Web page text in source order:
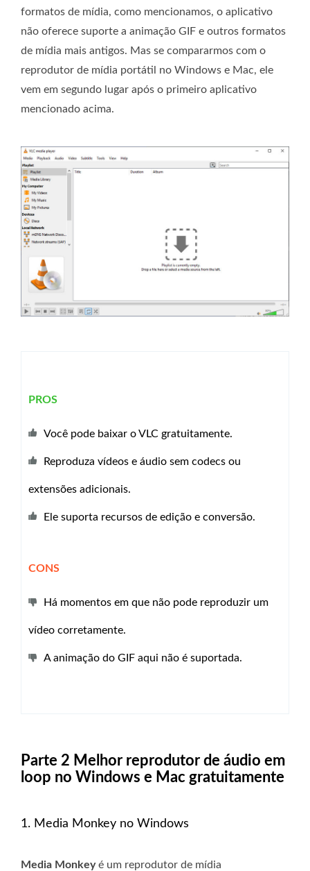
formatos de mídia, como mencionamos, o aplicativo
não oferece suporte a animação GIF e outros formatos
de mídia mais antigos. Mas se compararmos com o
reprodutor de mídia portátil no Windows e Mac, ele
vem em segundo lugar após o primeiro aplicativo
mencionado acima.
PROS
Você pode baixar o VLC gratuitamente.
Reproduza vídeos e áudio sem codecs ou
extensões adicionais.
Ele suporta recursos de edição e conversão.
CONS
Há momentos em que não pode reproduzir um
vídeo corretamente.
A animação do GIF aqui não é suportada.
Parte 2 Melhor reprodutor de áudio em
loop no Windows e Mac gratuitamente
1. Media Monkey no Windows
Media Monkeyé um reprodutor de mídia